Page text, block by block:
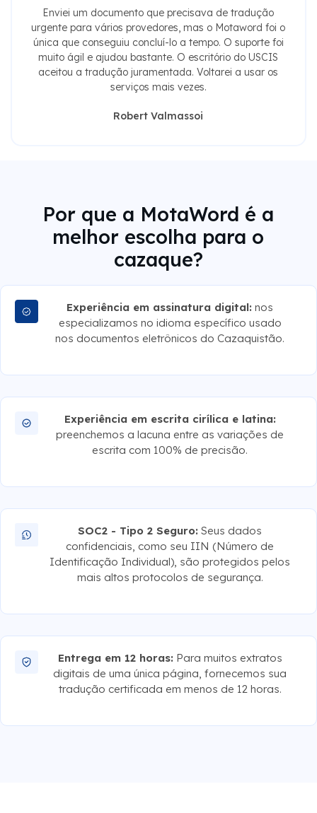
Enviei um documento que precisava de tradução
urgente para vários provedores, mas o Motaword foi o
única que conseguiu concluí-lo a tempo. O suporte foi
muito ágil e ajudou bastante. O escritório do USCIS
aceitou a tradução juramentada. Voltarei a usar os
serviços mais vezes.
Robert Valmassoi
Por que a MotaWord é a
melhor escolha para o
cazaque?
Experiência em assinatura digital: nos
especializamos no idioma específico usado
nos documentos eletrônicos do Cazaquistão.
Experiência em escrita cirílica e latina:
preenchemos a lacuna entre as variações de
escrita com 100% de precisão.
SOC2 - Tipo 2 Seguro: Seus dados
confidenciais, como seu IIN (Número de
Identificação Individual), são protegidos pelos
mais altos protocolos de segurança.
Entrega em 12 horas: Para muitos extratos
digitais de uma única página, fornecemos sua
tradução certificada em menos de 12 horas.